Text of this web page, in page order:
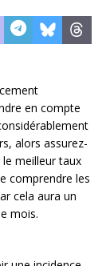
en compte
alors assurez-
meilleur taux
comprendre les
cela aura un
mois.